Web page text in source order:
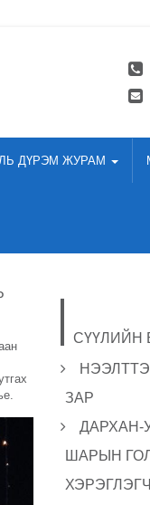
ДҮРЭМ ЖУРАМ
СҮҮЛИЙН
ЗАР
ДАРХАН-
ШАРЫН